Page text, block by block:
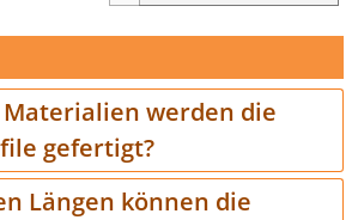
werden die
gefertigt?
Längen können die